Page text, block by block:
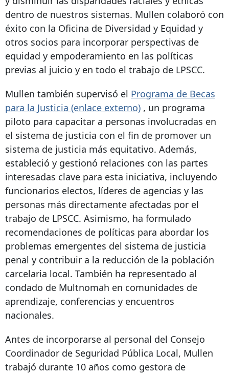
dentro de nuestros sistemas. Mullen colaboró ​​con
éxito con la Oficina de Diversidad y Equidad y
otros socios para incorporar perspectivas de
equidad y empoderamiento en las políticas
previas al juicio y en todo el trabajo de LPSCC.
Mullen también supervisó el Programa de Becas
para la Justicia (enlace externo) , un programa
piloto para capacitar a personas involucradas en
el sistema de justicia con el fin de promover un
sistema de justicia más equitativo. Además,
estableció y gestionó relaciones con las partes
interesadas clave para esta iniciativa, incluyendo
funcionarios electos, líderes de agencias y las
personas más directamente afectadas por el
trabajo de LPSCC. Asimismo, ha formulado
recomendaciones de políticas para abordar los
problemas emergentes del sistema de justicia
penal y contribuir a la reducción de la población
carcelaria local. También ha representado al
condado de Multnomah en comunidades de
aprendizaje, conferencias y encuentros
nacionales.
Antes de incorporarse al personal del Consejo
Coordinador de Seguridad Pública Local, Mullen
trabajó durante 10 años como gestora de